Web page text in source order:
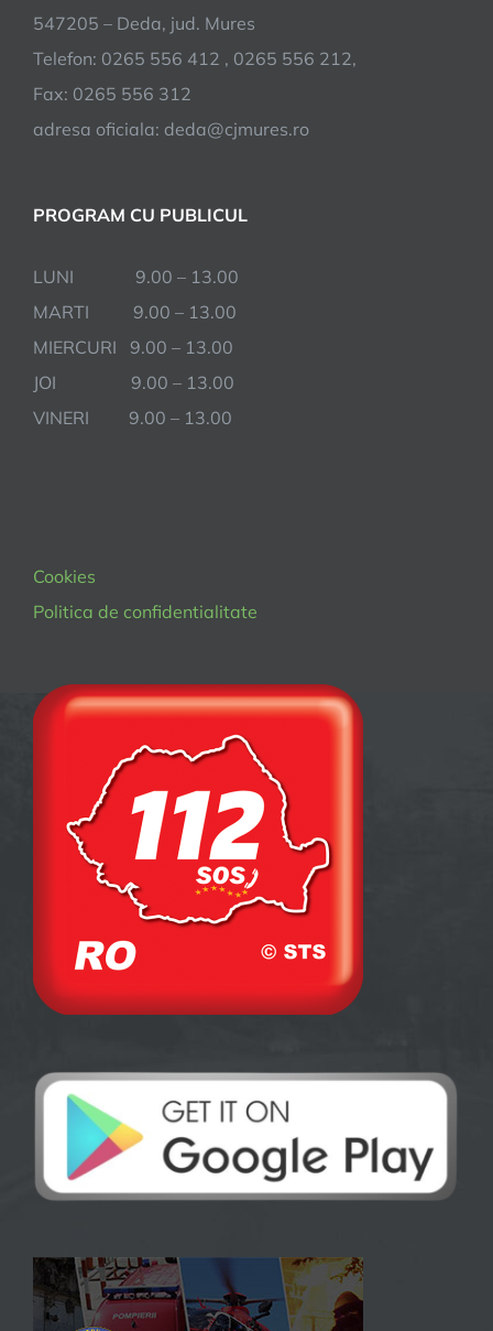
547205 – Deda, jud. Mures
Telefon: 0265 556 412 , 0265 556 212,
Fax: 0265 556 312
adresa oficiala: deda@cjmures.ro
PROGRAM CU PUBLICUL
LUNI 9.00 – 13.00
MARTI 9.00 – 13.00
MIERCURI 9.00 – 13.00
JOI 9.00 – 13.00
VINERI 9.00 – 13.00
Cookies
Politica de confidentialitate